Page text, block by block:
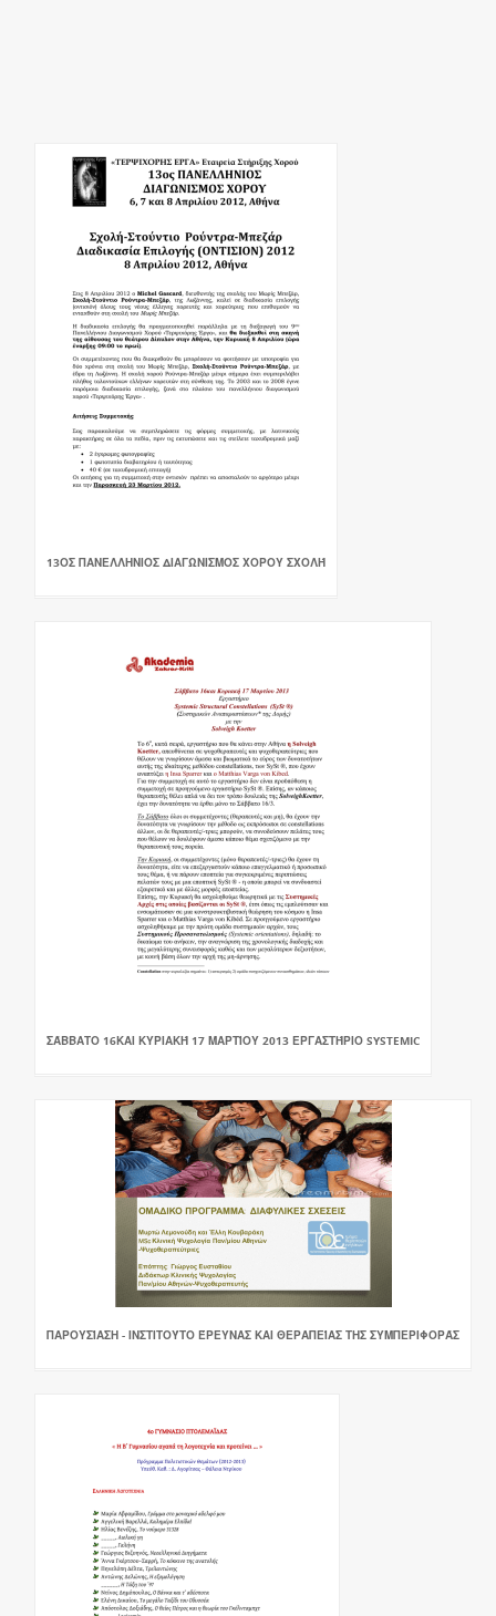
13ΟΣ ΠΑΝΕΛΛΗΝΙΟΣ ΔΙΑΓΩΝΙΣΜΟΣ ΧΟΡΟΥ ΣΧΟΛΉ
ΣΆΒΒΑΤΟ 16ΚΑΙ ΚΥΡΙΑΚΉ 17 ΜΑΡΤΊΟΥ 2013 ΕΡΓΑΣΤΉΡΙΟ SYSTEMIC
ΠΑΡΟΥΣΊΑΣΗ - ΙΝΣΤΙΤΟΎΤΟ ΈΡΕΥΝΑΣ ΚΑΙ ΘΕΡΑΠΕΊΑΣ ΤΗΣ ΣΥΜΠΕΡΙΦΟΡΆΣ